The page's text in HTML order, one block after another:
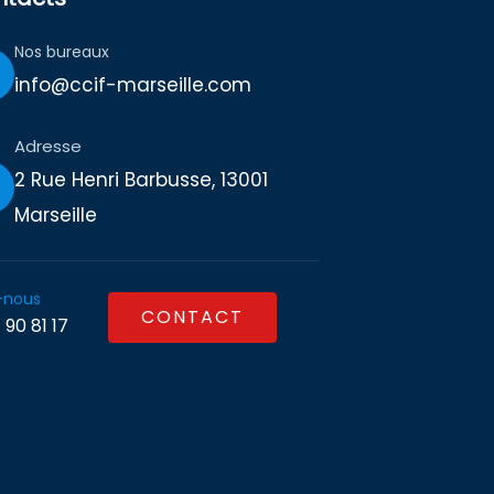
Nos bureaux
info@ccif-marseille.com
Adresse
2 Rue Henri Barbusse, 13001
Marseille
81 17 CONTACT